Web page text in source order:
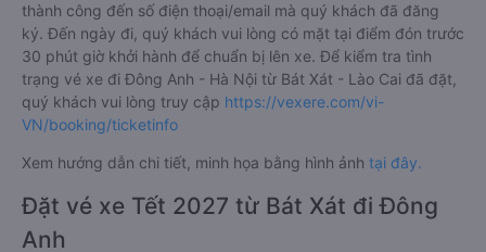
thành công đến số điện thoại/email mà quý khách đã đăng
ký. Đến ngày đi, quý khách vui lòng có mặt tại điểm đón trước
30 phút giờ khởi hành để chuẩn bị lên xe. Để kiểm tra tình
trạng vé xe đi Đông Anh - Hà Nội từ Bát Xát - Lào Cai đã đặt,
quý khách vui lòng truy cập https://vexere.com/vi-
VN/booking/ticketinfo
Xem hướng dẫn chi tiết, minh họa bằng hình ảnh tại đây.
Đặt vé xe Tết 2027 từ Bát Xát đi Đông
Anh